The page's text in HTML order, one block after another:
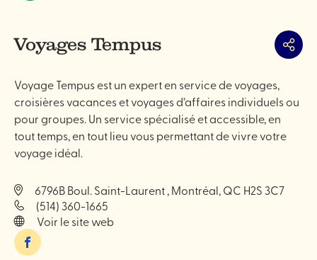
Voyages Tempus
Voyage Tempus est un expert en service de voyages,
croisières vacances et voyages d’affaires individuels ou
pour groupes. Un service spécialisé et accessible, en
tout temps, en tout lieu vous permettant de vivre votre
voyage idéal.
6796B Boul. Saint-Laurent , Montréal, QC H2S 3C7
(514) 360-1665
Voir le site web
Facebook